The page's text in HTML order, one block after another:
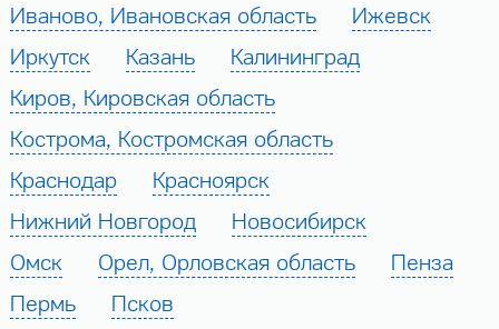
Иваново, Ивановская область
Ижевск
Иркутск
Казань
Калининград
Киров, Кировская область
Кострома, Костромская область
Краснодар
Красноярск
Нижний Новгород
Новосибирск
Омск
Орел, Орловская область
Пенза
Пермь
Псков